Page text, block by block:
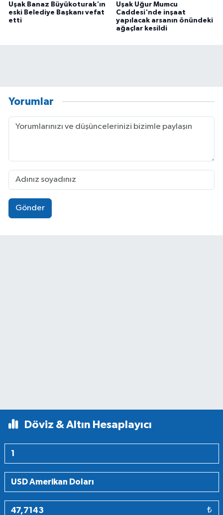
Uşak Banaz Büyükoturak'ın
eski Belediye Başkanı vefat
etti
Uşak Uğur Mumcu
Caddesi'nde inşaat
yapılacak arsanın önündeki
ağaçlar kesildi
Yorumlar
Gönder
Döviz & Altın Hesaplayıcı
₺